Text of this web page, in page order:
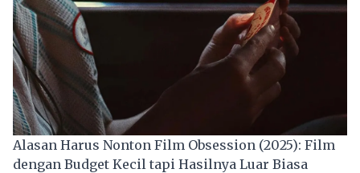
Alasan Harus Nonton Film Obsession (2025): Film
dengan Budget Kecil tapi Hasilnya Luar Biasa